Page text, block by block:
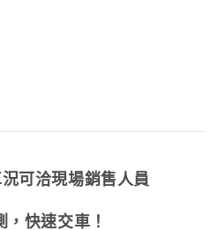
可洽現場銷售人員
快速交車！